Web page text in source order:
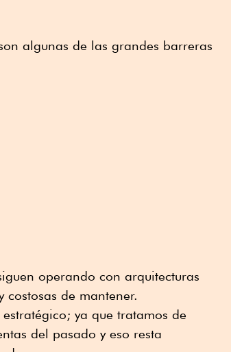
algunas de las grandes barreras
operando con arquitecturas
de mantener.
ya que tratamos de
del pasado y eso resta